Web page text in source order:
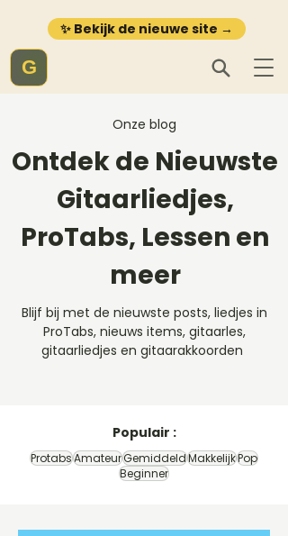
✨ Bekijk de nieuwe site →
G
Onze blog
Ontdek de Nieuwste
Gitaarliedjes,
ProTabs, Lessen en
meer
Blijf bij met de nieuwste posts, liedjes in
ProTabs, nieuws items, gitaarles,
gitaarliedjes en gitaarakkoorden
Populair :
ProtabsAmateurGemiddeldMakkelijkPop
Beginner